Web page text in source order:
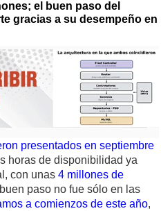
el buen paso del
gracias a su desempeño en
presentados en septiembre
horas de disponibilidad ya
con unas 4 millones de
paso no fue sólo en las
a comienzos de este año,